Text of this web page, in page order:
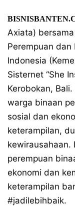
Axiata)
Perempuan dan
Indonesia
Sisternet “She
Kerobokan,
warga binaan
sosial dan
keterampilan,
kewirausahaan.
perempuan
ekonomi dan
keterampilan
#jadilebihbaik.